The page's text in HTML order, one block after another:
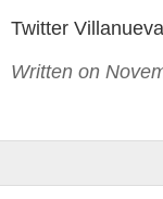
Twitter
Written on